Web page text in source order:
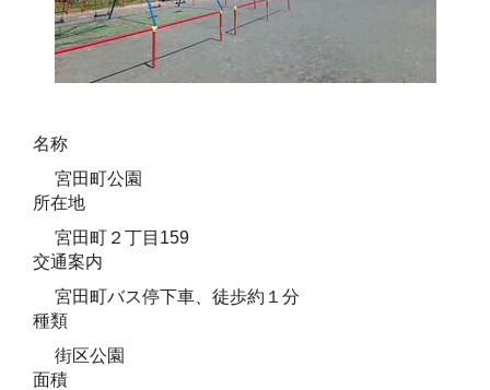
名称
宮田町公園
所在地
宮田町２丁目159
交通案内
宮田町バス停下車、徒歩約１分
種類
街区公園
面積